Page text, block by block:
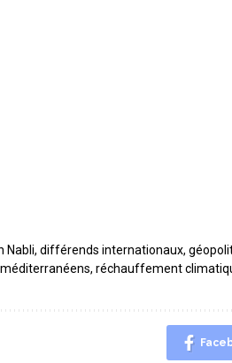
Nabli, différends internationaux,
méditerranéens, réchauffement